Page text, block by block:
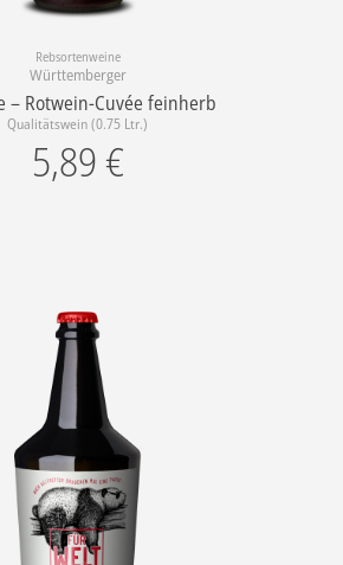
Rebsortenweine
Württemberger
– Rotwein-Cuvée feinherb
Qualitätswein (0.75 Ltr.)
5,89 €